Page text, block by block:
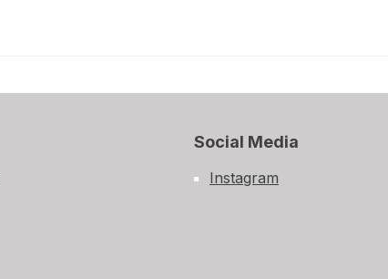
Social Media
Instagram